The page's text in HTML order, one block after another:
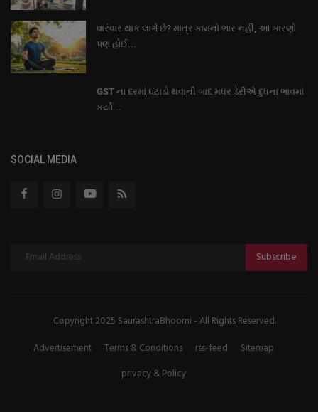
વારંવાર થાક લાગે છે? માત્ર કામનો ભાર નહીં, આ કારણો
પણ હોઈ...
GST ના દરમાં ઘટાડો થવાની બાદ મધર ડેરીએ દુધના ભાવમાં
કર્યો...
SOCIAL MEDIA
Subscribe
Copyright 2025 SaurashtraBhoomi - All Rights Reserved.
Advertisement
Terms & Conditions rss-feed
Sitemap
privacy & Policy